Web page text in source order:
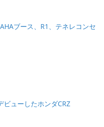
ブース、R1、テネレコンセ
ビューしたホンダCRZ